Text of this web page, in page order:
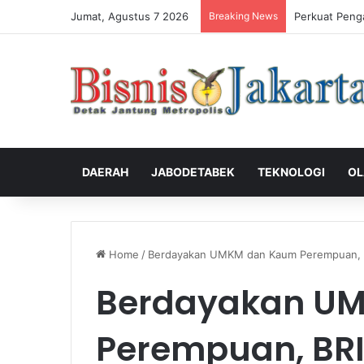
Jumat, Agustus 7 2026 Breaking News Perkuat
DAERAH JABODETABEK TEKNOLOGI
Home / Berdayakan UMKM dan Kaum
Berdayakan
Perempuan,